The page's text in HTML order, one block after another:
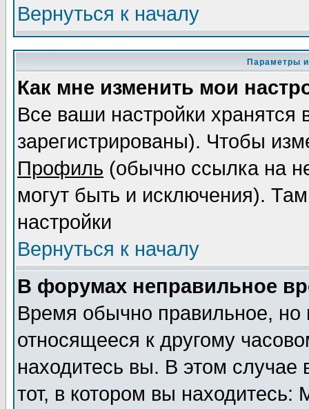
Вернуться к началу
Параметры
Как мне изменить мои
Все ваши настройки
зарегистрированы). Чтобы
Профиль (обычно ссылка на
могут быть и исключения).
настройки
Вернуться к началу
В форумах неправильное
Время обычно правильное,
относящееся к другому
находитесь вы. В этом
тот, в котором вы